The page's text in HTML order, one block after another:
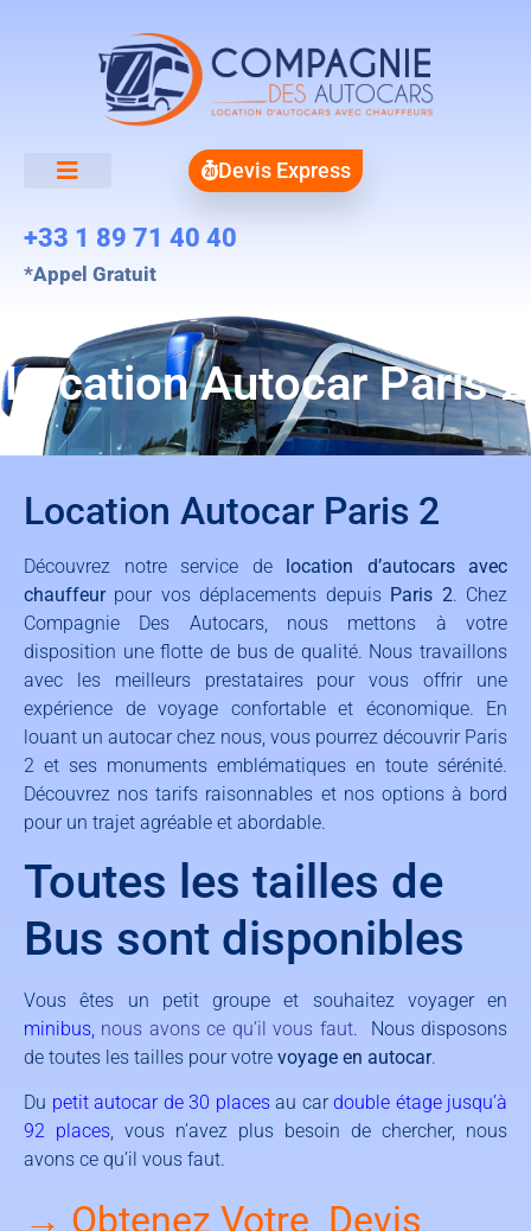
Devis Express
+33 1 89 71 40 40
*Appel Gratuit
Location Autocar Paris 2
Location Autocar Paris 2
Découvrez notre service de location d’autocars avec
chauffeurpour vos déplacements depuis Paris 2. Chez
Compagnie Des Autocars, nous mettons à votre
disposition une flotte de bus de qualité. Nous travaillons
avec les meilleurs prestataires pour vous offrir une
expérience de voyage confortable et économique. En
louant un autocar chez nous, vous pourrez découvrir Paris
2 et ses monuments emblématiques en toute sérénité.
Découvrez nos tarifs raisonnables et nos options à bord
pour un trajet agréable et abordable.
Toutes les tailles de
Bus sont disponibles
Vous êtes un petit groupe et souhaitez voyager en
minibus, nous avons ce qu’il vous faut.
Nous disposons
de toutes les tailles pour votre voyage en autocar.
Du petit autocar de 30 placesau cardouble étage jusqu’à
92 places, vous n’avez plus besoin de chercher, nous
avons ce qu’il vous faut.
→ Obtenez Votre Devis